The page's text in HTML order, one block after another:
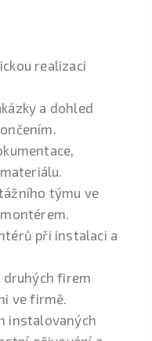
realizaci
a dohled
týmu ve
při instalaci a
druhých firem
ve firmě.
instalovaných